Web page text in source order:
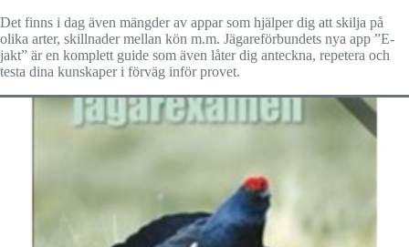
Det finns i dag även mängder av appar som hjälper dig att skilja på
olika arter, skillnader mellan kön m.m. Jägareförbundets nya app ”E-
jakt” är en komplett guide som även låter dig anteckna, repetera och
testa dina kunskaper i förväg inför provet.